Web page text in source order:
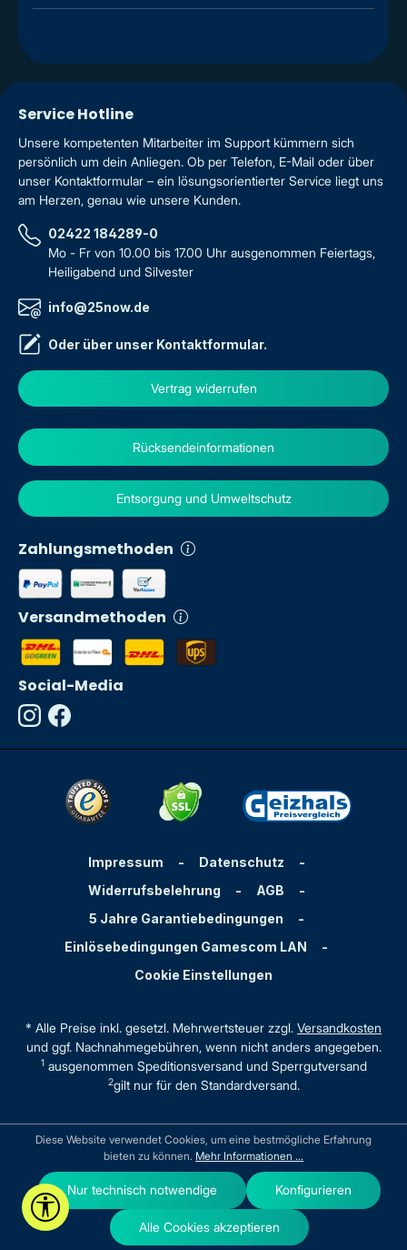
Service Hotline
Unsere kompetenten Mitarbeiter im Support kümmern sich
persönlich um dein Anliegen. Ob per Telefon, E-Mail oder über
unser Kontaktformular – ein lösungsorientierter Service liegt uns
am Herzen, genau wie unsere Kunden.
02422 184289-0
Mo - Fr von 10.00 bis 17.00 Uhr ausgenommen Feiertags,
Heiligabend und Silvester
info@25now.de
Oder über unser Kontaktformular.
Vertrag widerrufen
Zahlungsmethoden
Versandmethoden
Rücksendeinformationen
Entsorgung und Umweltschutz
Social-Media
Impressum - Datenschutz
-
Widerrufsbelehrung
- AGB
-
5 Jahre Garantiebedingungen
-
Einlösebedingungen Gamescom LAN
-
Cookie Einstellungen
* Alle Preise inkl. gesetzl. Mehrwertsteuer zzgl. Versandkosten
und ggf. Nachnahmegebühren, wenn nicht anders angegeben.
1ausgenommen Speditionsversand und Sperrgutversand
2gilt nur für den Standardversand.
Werkzeugleiste anzeigen
Diese Website verwendet Cookies, um eine bestmögliche Erfahrung
bieten zu können. Mehr Informationen ...
Nur technisch notwendige Konfigurieren
Alle Cookies akzeptieren